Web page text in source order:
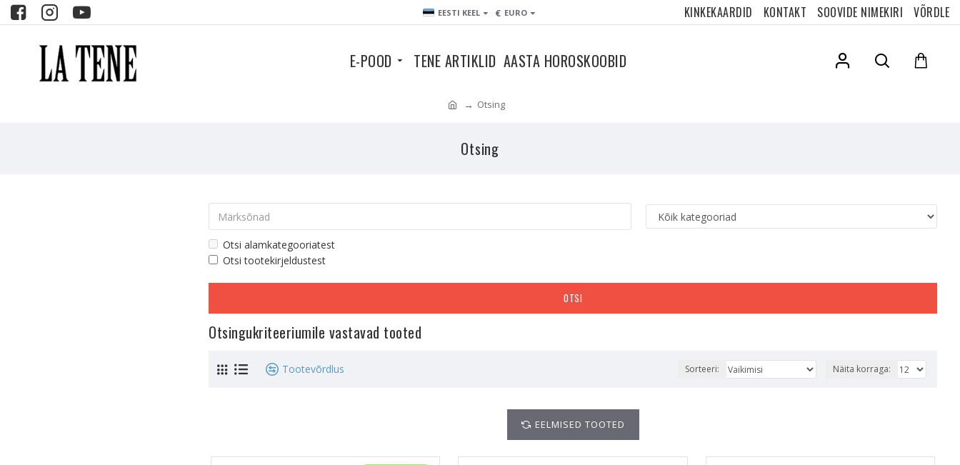
EESTI KEEL € EURO KINKEKAARDID KONTAKT SOOVIDE NIMEKIRI VÕRDLE
E-POOD TENE ARTIKLID AASTA HOROSKOOBID
Otsing
Otsing
Otsi alamkategooriatest
Otsi tootekirjeldustest
OTSI
Otsingukriteeriumile vastavad tooted
Tootevõrdlus Sorteeri: Näita korraga:
EELMISED TOOTED